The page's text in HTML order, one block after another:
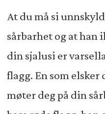
At du må si
sårbarhet og at han
din sjalusi er
flagg. En som elsker
møter deg på din